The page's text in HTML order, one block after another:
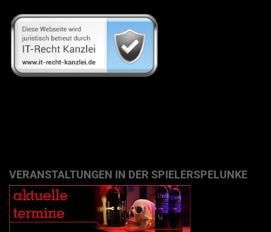
VERANSTALTUNGEN IN DER SPIELERSPELUNKE